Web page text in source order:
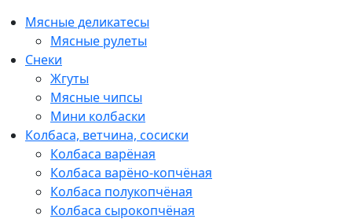
Мясные деликатесы
Мясные рулеты
Снеки
Жгуты
Мясные чипсы
Мини колбаски
Колбаса, ветчина, сосиски
Колбаса варёная
Колбаса варёно-копчёная
Колбаса полукопчёная
Колбаса сырокопчёная